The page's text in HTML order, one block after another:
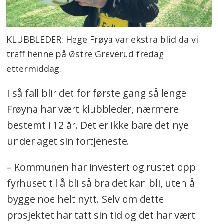
KLUBBLEDER: Hege Frøya var ekstra blid da vi
traff henne på Østre Greverud fredag
ettermiddag.
I så fall blir det for første gang så lenge
Frøyna har vært klubbleder, nærmere
bestemt i 12 år. Det er ikke bare det nye
underlaget sin fortjeneste.
– Kommunen har investert og rustet opp
fyrhuset til å bli så bra det kan bli, uten å
bygge noe helt nytt. Selv om dette
prosjektet har tatt sin tid og det har vært